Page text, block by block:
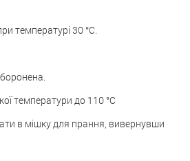
температурі 30 °С.
температури до 110 °С
в мішку для прання, вивернувши